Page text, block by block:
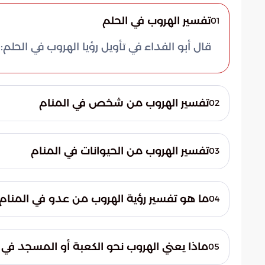
01تفسير الهروب في الحلم
قال أبو الفداء في تأويل رؤيا الهروب في الحلم:
02تفسير الهروب من شخص في المنام
03تفسير الهروب من الحيوانات في المنام
الكلاب أيضاً أمن لصاحب الرؤيا من الأعداء،
الرائي من الخوف وظفره على أعدائه، -والله
يكرهه ألا يذكر الرؤيا أمام أحد، حيث أنها
الشيطان ليَحزُن المسلم، وعلى الرائي أن
04ما هو تفسير رؤية الهروب من عدو في
يتقي الله ويصلح حاله.05ماذا يعني الهروب نحو الكعبة أو المسجد في